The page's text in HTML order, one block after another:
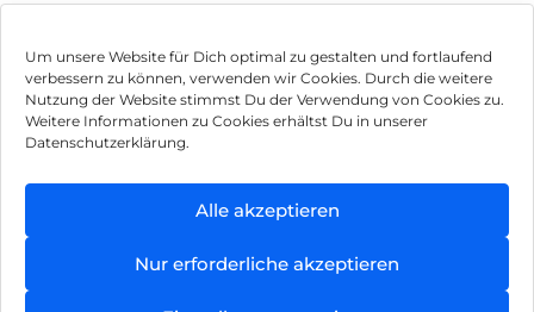
Um unsere Website für Dich optimal zu gestalten und fortlaufend
verbessern zu können, verwenden wir Cookies. Durch die weitere
Nutzung der Website stimmst Du der Verwendung von Cookies zu.
Weitere Informationen zu Cookies erhältst Du in unserer
Datenschutzerklärung.
Alle akzeptieren
Nur erforderliche akzeptieren
Impressum
Hinweis zur Batterieentsorgung